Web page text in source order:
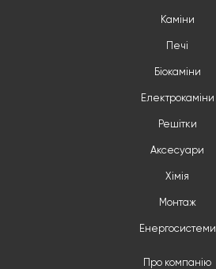
Каміни
Печі
Біокаміни
Електрокаміни
Решітки
Аксесуари
Хімія
Монтаж
Енергосистеми
Про компанію